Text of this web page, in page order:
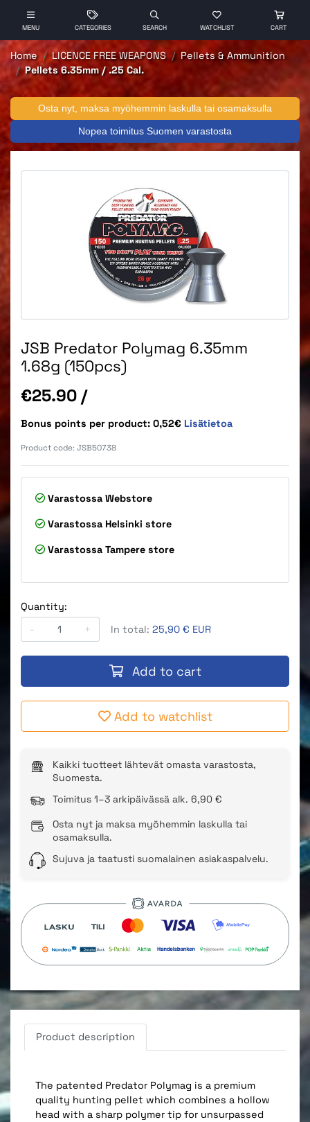
MENU CATEGORIES SEARCH WATCHLIST CART
Home LICENCE FREE WEAPONS
Pellets & Ammunition
Pellets 6.35mm / .25 Cal.
Osta nyt, maksa myöhemmin laskulla tai osamaksulla
Nopea toimitus Suomen varastosta
JSB Predator Polymag 6.35mm
1.68g (150pcs)
Price
€25.90 /
Bonus points per product: 0,52€ Lisätietoa
Product code: JSB50738
Varastossa Webstore
Varastossa Helsinki store
Varastossa Tampere store
Quantity:
-
+ In total: 25,90 € EUR
Add to cart
Add to watchlist
Kaikki tuotteet lähtevät omasta varastosta,
Suomesta.
Toimitus 1–3 arkipäivässä alk. 6,90 €
Osta nyt ja maksa myöhemmin laskulla tai
osamaksulla.
Sujuva ja taatusti suomalainen asiakaspalvelu.
Product description
The patented Predator Polymag is a premium
quality hunting pellet which combines a hollow
head with a sharp polymer tip for unsurpassed